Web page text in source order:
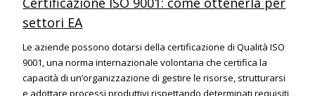
settori EA
Le aziende possono dotarsi della certificazione di Qualità ISO
9001, una norma internazionale volontaria che certifica la
capacità di un’organizzazione di gestire le risorse, strutturarsi
e adottare processi produttivi rispettando determinati requisiti